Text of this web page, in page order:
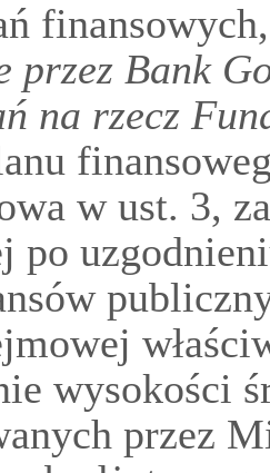
przez Bank
na rzecz
w ust. 3,
po
wysokości
przez